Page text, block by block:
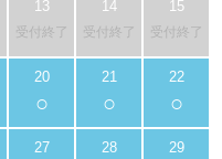
受付終了 受付終了 受付終了
○ ○ ○